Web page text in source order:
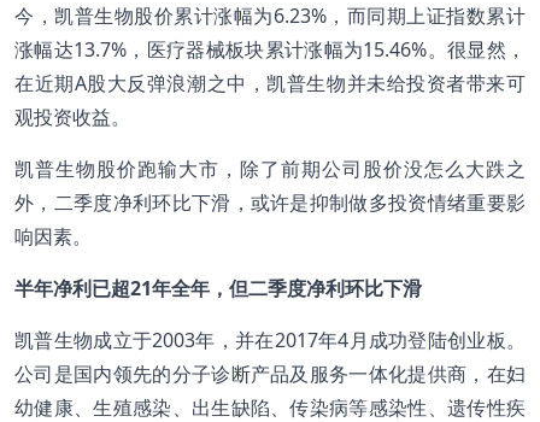
今，凯普生物股价累计涨幅为6.23%，而同期上证指数累计
涨幅达13.7%，医疗器械板块累计涨幅为15.46%。很显然，
在近期A股大反弹浪潮之中，凯普生物并未给投资者带来可
观投资收益。
凯普生物股价跑输大市，除了前期公司股价没怎么大跌之
外，二季度净利环比下滑，或许是抑制做多投资情绪重要影
响因素。
半年净利已超21年全年，但二季度净利环比下滑
凯普生物成立于2003年，并在2017年4月成功登陆创业板。
公司是国内领先的分子诊断产品及服务一体化提供商，在妇
幼健康、生殖感染、出生缺陷、传染病等感染性、遗传性疾